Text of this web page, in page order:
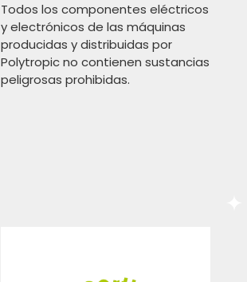
Todos los componentes eléctricos
y electrónicos de las máquinas
producidas y distribuidas por
Polytropic no contienen sustancias
peligrosas prohibidas.